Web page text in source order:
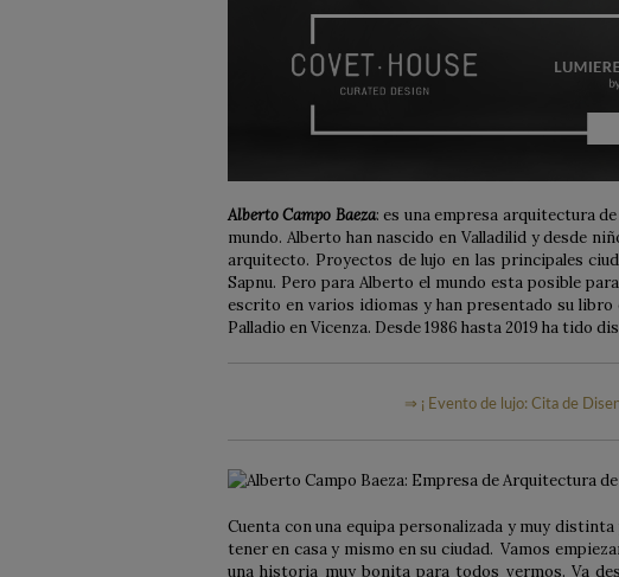
Alberto Campo Baeza: es una empresa arquitectura
mundo. Alberto han nascido en Valladilid y desde
arquitecto. Proyectos de lujo en las principales
Sapnu. Pero para Alberto el mundo esta posible
escrito en varios idiomas y han presentado su libro
Palladio en Vicenza. Desde 1986 hasta 2019 ha
⇒ ¡ Evento de lujo: Cita de
Cuenta con una equipa personalizada y muy
tener en casa y mismo en su ciudad. Vamos
una historia muy bonita para todos vermos. Va